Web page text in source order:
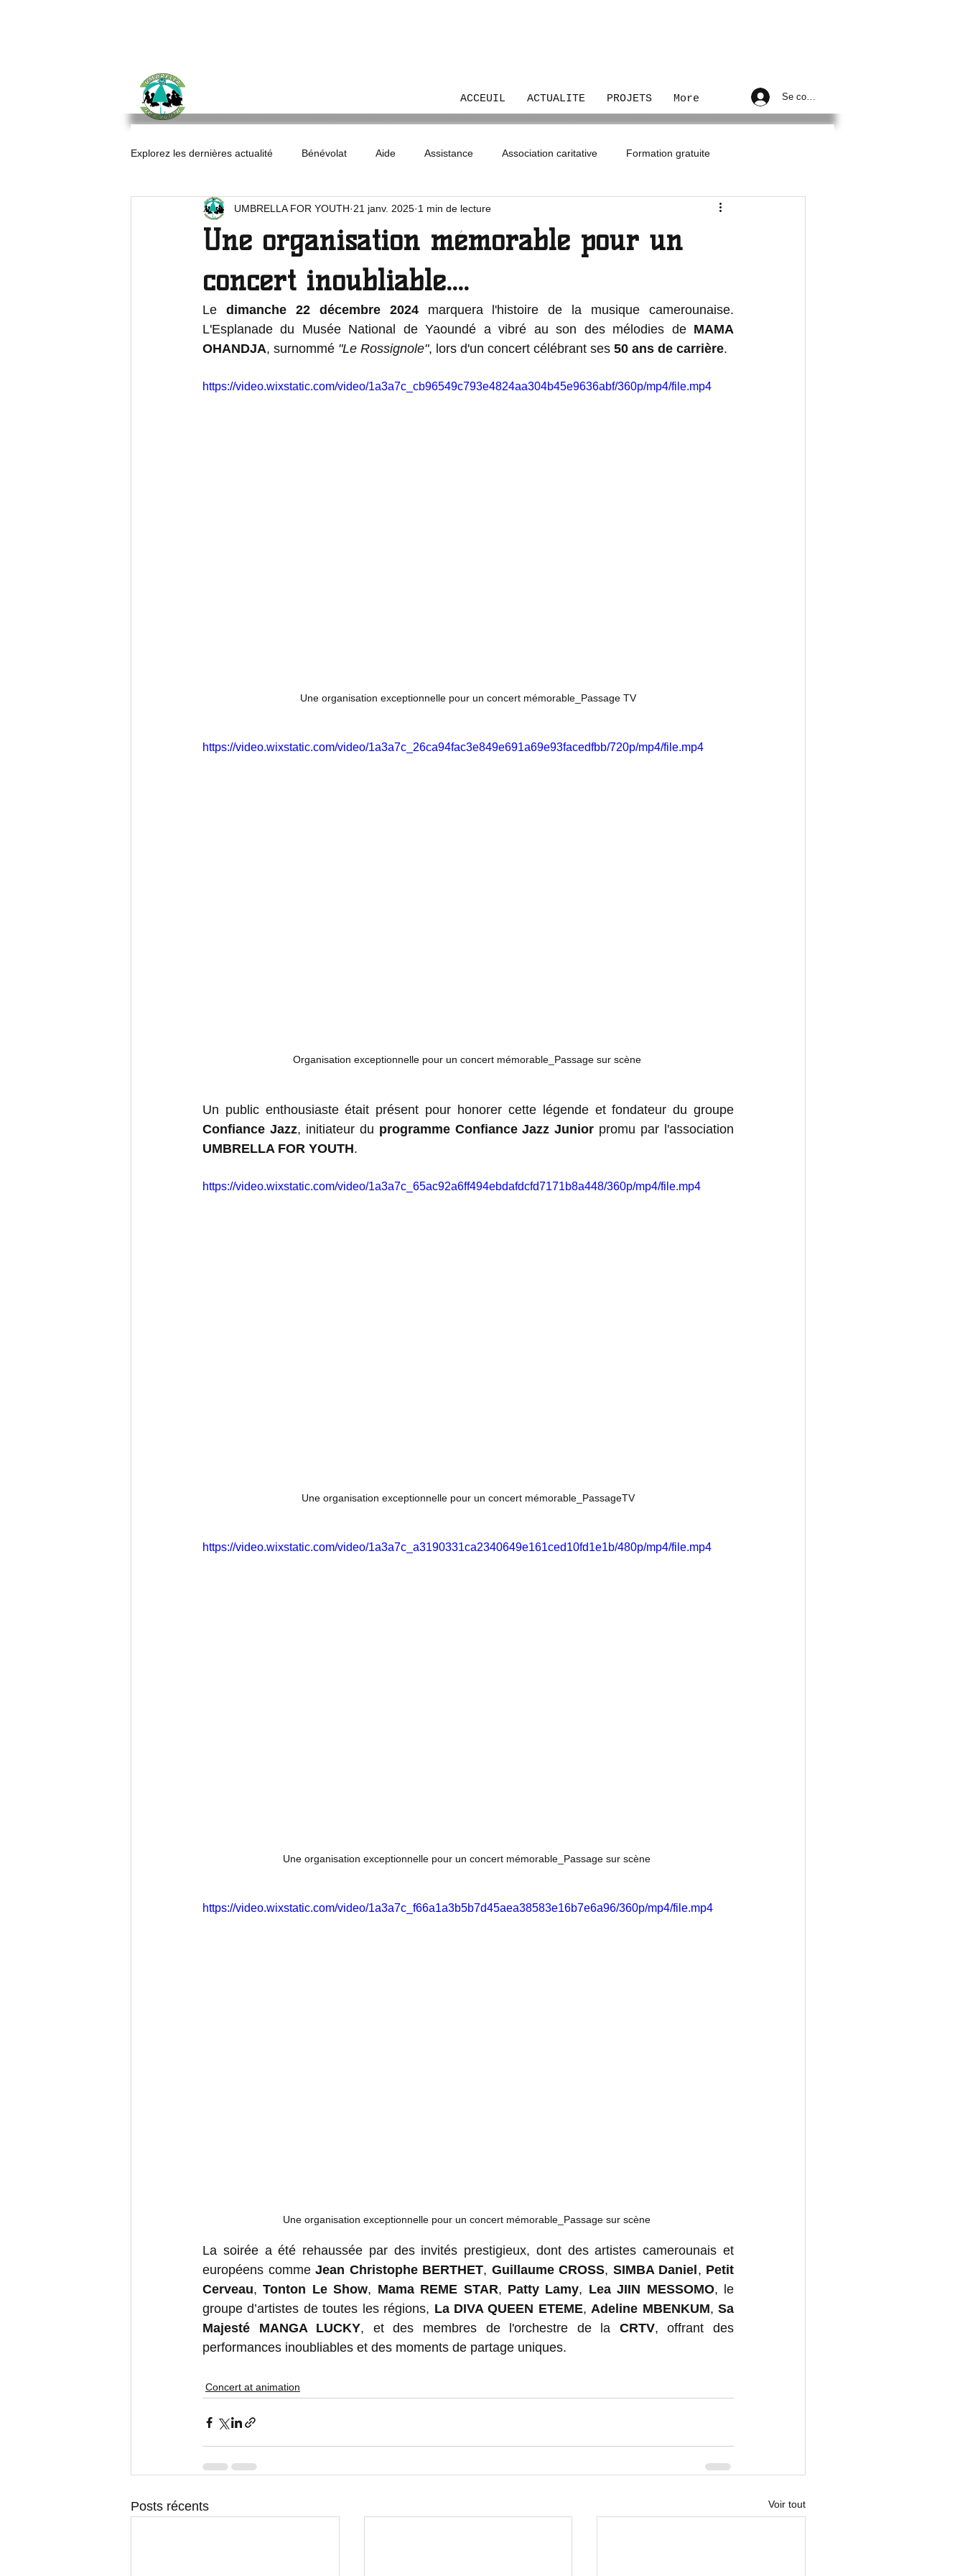
FOR YOUTH ACCEUIL ACTUALITE PROJETS More Se connecter
Explorez les dernières actualité Bénévolat Aide Assistance Association caritative Formation gratuite
Rapport d'activités Bonne année associatif Concert at animation
Une organisation mémorable pour un
concert inoubliable....
UMBRELLA FOR YOUTH 21 janv. 2025 1 min de lecture
Le dimanche 22 décembre 2024 marquera l'histoire de la musique camerounaise.
L'Esplanade du Musée National de Yaoundé a vibré au son des mélodies de MAMA
OHANDJA, surnommé "Le Rossignole", lors d'un concert célébrant ses 50 ans de carrière.
https://video.wixstatic.com/video/1a3a7c_cb96549c793e4824aa304b45e9636abf/360p/mp4/file.mp4
Une organisation exceptionnelle pour un concert mémorable_Passage TV
https://video.wixstatic.com/video/1a3a7c_26ca94fac3e849e691a69e93facedfbb/720p/mp4/file.mp4
Organisation exceptionnelle pour un concert mémorable_Passage sur scène
Confiance Jazz, initiateur du programme Confiance Jazz Junior
UMBRELLA FOR YOUTH.
https://video.wixstatic.com/video/1a3a7c_65ac92a6ff494ebdafdcfd7171b8a448/360p/mp4/file.mp4
Une organisation exceptionnelle pour un concert mémorable_PassageTV
https://video.wixstatic.com/video/1a3a7c_a3190331ca2340649e161ced10fd1e1b/480p/mp4/file.mp4
Une organisation exceptionnelle pour un concert mémorable_Passage sur scène
https://video.wixstatic.com/video/1a3a7c_f66a1a3b5b7d45aea38583e16b7e6a96/360p/mp4/file.mp4
Une organisation exceptionnelle pour un concert mémorable_Passage sur scène
La soirée a été rehaussée par des invités prestigieux, dont des artistes camerounais et
européens comme Jean Christophe BERTHET, Guillaume CROSS, SIMBA Daniel , Petit
Cerveau, Tonton Le Show, Mama REME STAR, Patty Lamy, Lea JIIN MESSOMO, le
groupe d’artistes de toutes les régions, La DIVA QUEEN ETEME, Adeline MBENKUM, Sa
Majesté MANGA LUCKY, et des membres de l'orchestre de la CRTV, offrant des
performances inoubliables et des moments de partage uniques.
Concert at animation
Posts récents Voir tout